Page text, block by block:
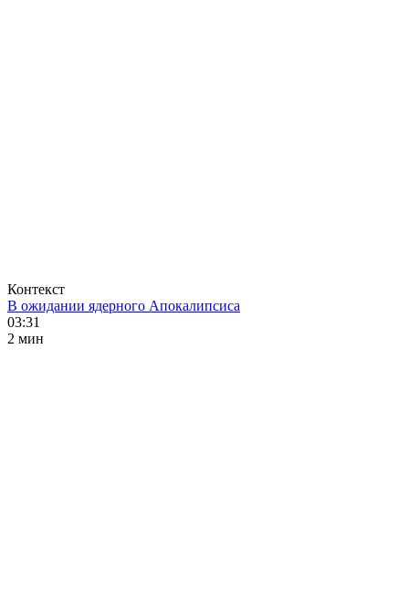
Контекст
В ожидании ядерного Апокалипсиса
03:31
2 мин